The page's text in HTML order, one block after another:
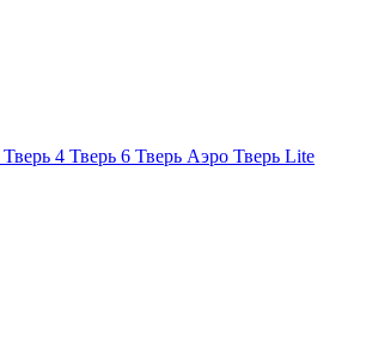
Тверь 4 Тверь 6 Тверь Аэро Тверь Lite